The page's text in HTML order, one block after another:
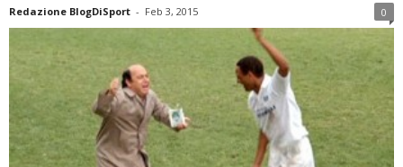
Redazione BlogDiSport - Feb 3, 2015 0